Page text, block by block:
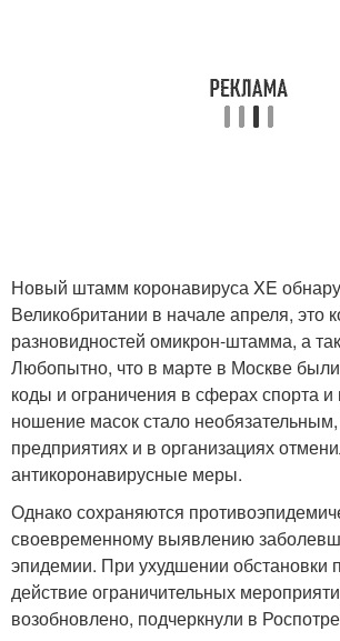
Новый штамм коронавируса XE
Великобритании в начале апреля, это
разновидностей омикрон-штамма, а
Любопытно, что в марте в Москве
коды и ограничения в сферах спорта и
ношение масок стало
предприятиях и в организациях
антикоронавирусные меры.
Однако сохраняются
своевременному выявлению
эпидемии. При ухудшении обстановки
действие ограничительных
возобновлено, подчеркнули в